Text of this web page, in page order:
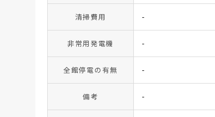
清掃費用 -
非常用発電機 -
全館停電の有無 -
備考 -